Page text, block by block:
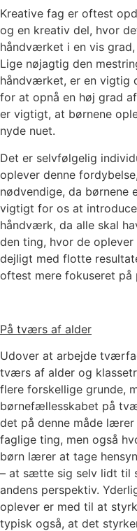
Kreative fag er oftest
og en kreativ del, hvor
håndværket i en vis
Lige nøjagtig den
håndværket, er en vigtig
for at opnå en høj grad
er vigtigt, at børnene
nyde nuet.
Det er selvfølgelig
oplever denne
nødvendige, da børnene
vigtigt for os at
håndværk, da alle skal
den ting, hvor de
dejligt med flotte
oftest mere fokuseret på
På tværs af alder
Udover at arbejde
tværs af alder og
flere forskellige grunde,
børnefællesskabet på
det på denne måde
faglige ting, men også
børn lærer at tage
– at sætte sig selv lidt til
andens perspektiv.
oplever er med til at
typisk også, at det